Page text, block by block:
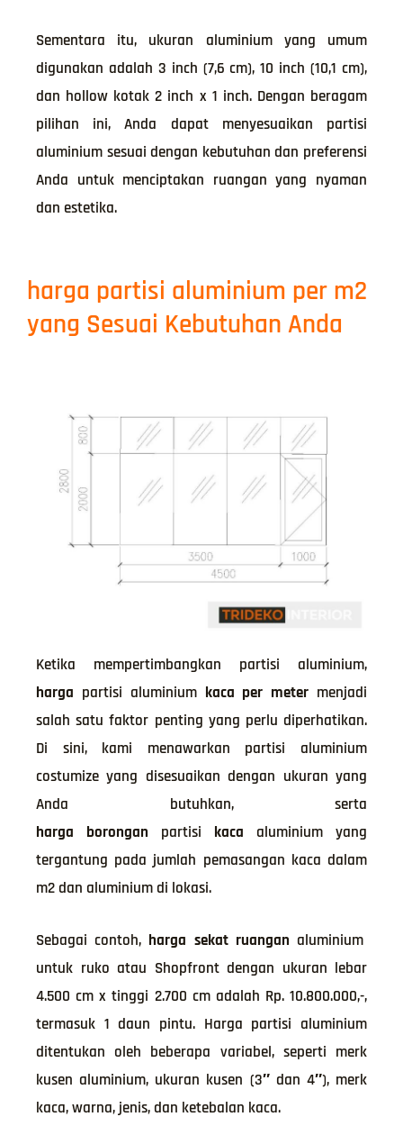
Sementara itu, ukuran aluminium yang umum
digunakan adalah 3 inch (7,6 cm), 10 inch (10,1 cm),
dan hollow kotak 2 inch x 1 inch. Dengan beragam
pilihan ini, Anda dapat menyesuaikan partisi
aluminium sesuai dengan kebutuhan dan preferensi
Anda untuk menciptakan ruangan yang nyaman
dan estetika.
harga partisi aluminium per m2
yang Sesuai Kebutuhan Anda
Ketika mempertimbangkan partisi aluminium,
harga partisi aluminium kaca per meter menjadi
salah satu faktor penting yang perlu diperhatikan.
Di sini, kami menawarkan partisi aluminium
costumize yang disesuaikan dengan ukuran yang
Anda butuhkan, serta
harga borongan partisi kaca aluminium yang
tergantung pada jumlah pemasangan kaca dalam
m2 dan aluminium di lokasi.
Sebagai contoh, harga sekat ruangan aluminium
untuk ruko atau Shopfront dengan ukuran lebar
4.500 cm x tinggi 2.700 cm adalah Rp. 10.800.000,-,
termasuk 1 daun pintu. Harga partisi aluminium
ditentukan oleh beberapa variabel, seperti merk
kusen aluminium, ukuran kusen (3″ dan 4″), merk
kaca, warna, jenis, dan ketebalan kaca.